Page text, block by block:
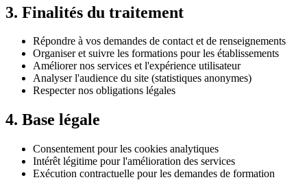
3. Finalités du traitement
Répondre à vos demandes de contact et de renseignements
Organiser et suivre les formations pour les établissements
Améliorer nos services et l'expérience utilisateur
Analyser l'audience du site (statistiques anonymes)
Respecter nos obligations légales
4. Base légale
Consentement pour les cookies analytiques
Intérêt légitime pour l'amélioration des services
Exécution contractuelle pour les demandes de formation